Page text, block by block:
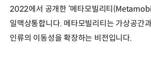
2022에서 공개한 ‘메타모빌리티
일맥상통합니다. 메타모빌리티는 가상공간
인류의 이동성을 확장하는 비전입니다.